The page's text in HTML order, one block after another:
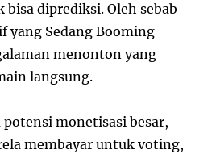
diprediksi. Oleh sebab
yang Sedang Booming
menonton yang
langsung.
monetisasi besar,
membayar untuk voting,